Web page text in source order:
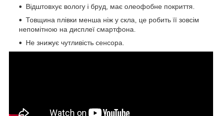
Відштовхує вологу і бруд, має олеофобне покриття.
Товщина плівки менша ніж у скла, це робить її зовсім
непомітною на дисплеї смартфона.
Не знижує чутливість сенсора.